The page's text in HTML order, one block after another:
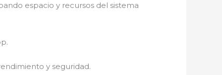
espacio y recursos del sistema
y seguridad.